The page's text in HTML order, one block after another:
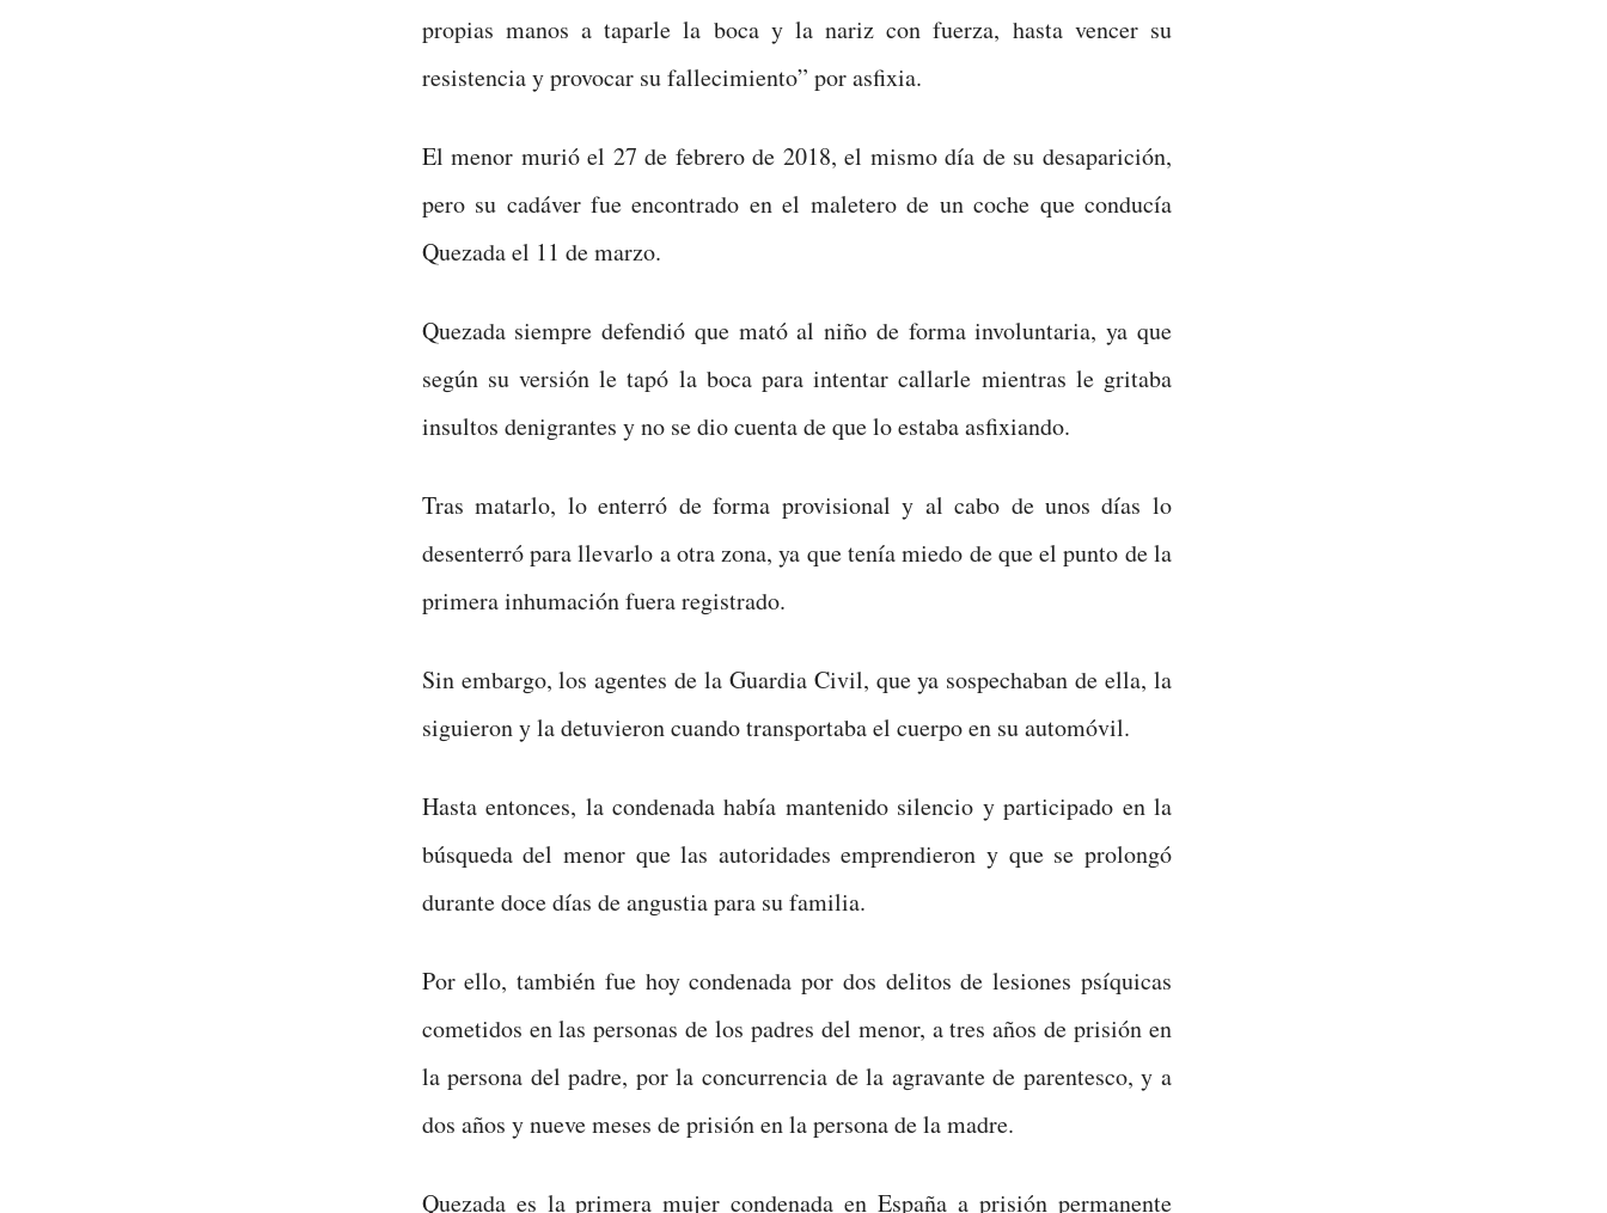
propias manos a taparle la boca y la nariz con fuerza, hasta vencer su
resistencia y provocar su fallecimiento” por asfixia.
El menor murió el 27 de febrero de 2018, el mismo día de su desaparición,
pero su cadáver fue encontrado en el maletero de un coche que conducía
Quezada el 11 de marzo.
Quezada siempre defendió que mató al niño de forma involuntaria, ya que
según su versión le tapó la boca para intentar callarle mientras le gritaba
insultos denigrantes y no se dio cuenta de que lo estaba asfixiando.
Tras matarlo, lo enterró de forma provisional y al cabo de unos días lo
desenterró para llevarlo a otra zona, ya que tenía miedo de que el punto de la
primera inhumación fuera registrado.
Sin embargo, los agentes de la Guardia Civil, que ya sospechaban de ella, la
siguieron y la detuvieron cuando transportaba el cuerpo en su automóvil.
Hasta entonces, la condenada había mantenido silencio y participado en la
búsqueda del menor que las autoridades emprendieron y que se prolongó
durante doce días de angustia para su familia.
Por ello, también fue hoy condenada por dos delitos de lesiones psíquicas
cometidos en las personas de los padres del menor, a tres años de prisión en
la persona del padre, por la concurrencia de la agravante de parentesco, y a
dos años y nueve meses de prisión en la persona de la madre.
Quezada es la primera mujer condenada en España a prisión permanente